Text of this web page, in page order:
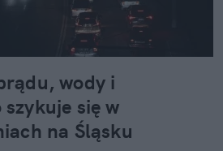
wody i
się w
na Śląsku